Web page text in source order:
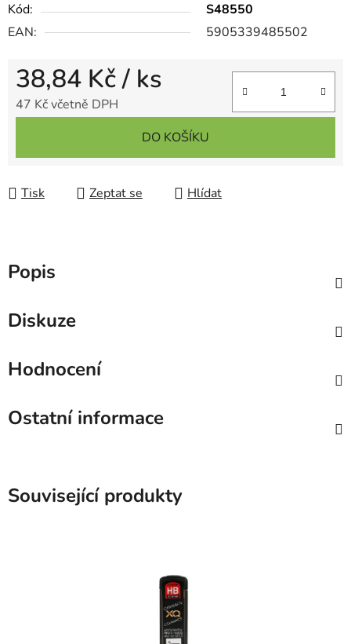
Kód:
S48550
EAN:
5905339485502
38,84 Kč/ ks
47 Kč včetně DPH
DO KOŠÍKU
Tisk Zeptat se Hlídat
Popis
Diskuze
Hodnocení
Ostatní informace
Související produkty